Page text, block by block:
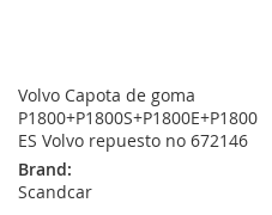
Volvo Capota de goma
P1800+P1800S+P1800E+P1800
ES Volvo repuesto no 672146
Brand:
Scandcar